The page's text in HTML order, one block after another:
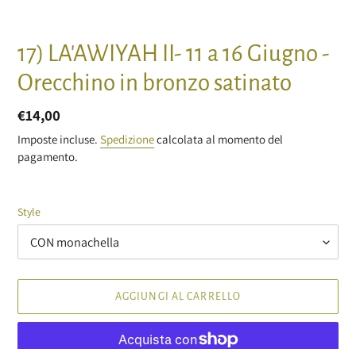
17) LA'AWIYAH II- 11 a 16 Giugno -
Orecchino in bronzo satinato
Prezzo
di
listino
€14,00
Imposte incluse. Spedizionecalcolata al momento del
pagamento.
Style
AGGIUNGI AL CARRELLO